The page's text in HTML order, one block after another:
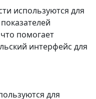
используются для
помогает
интерфейс для
для